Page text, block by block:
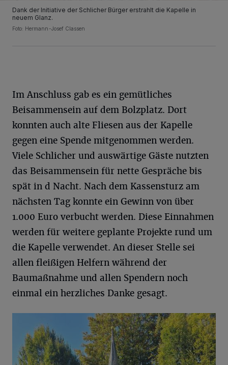
Dank der Initiative der Schlicher Bürger erstrahlt die Kapelle in
neuem Glanz.
Foto: Hermann-Josef Classen
Im Anschluss gab es ein gemütliches
Beisammensein auf dem Bolzplatz. Dort
konnten auch alte Fliesen aus der Kapelle
gegen eine Spende mitgenommen werden.
Viele Schlicher und auswärtige Gäste nutzten
das Beisammensein für nette Gespräche bis
spät in d Nacht. Nach dem Kassensturz am
nächsten Tag konnte ein Gewinn von über
1.000 Euro verbucht werden. Diese Einnahmen
werden für weitere geplante Projekte rund um
die Kapelle verwendet. An dieser Stelle sei
allen fleißigen Helfern während der
Baumaßnahme und allen Spendern noch
einmal ein herzliches Danke gesagt.